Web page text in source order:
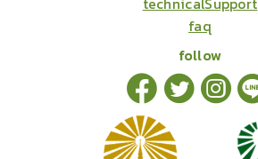
faq
follow